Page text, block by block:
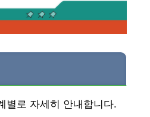
별로 자세히 안내합니다.